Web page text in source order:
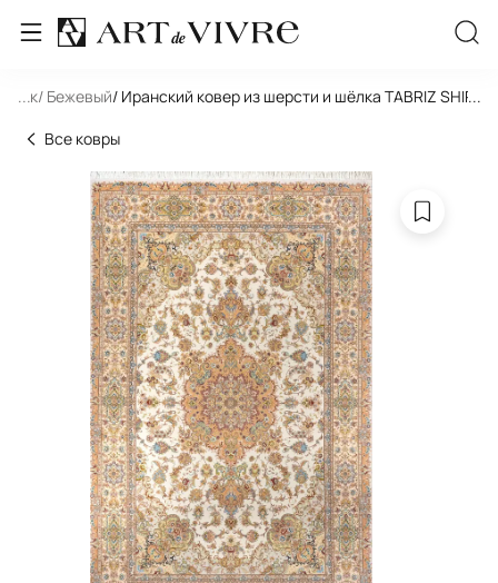
... / Бежевый/ Иранский ковер из шерсти и шёлка TABRIZ
...
Все ковры